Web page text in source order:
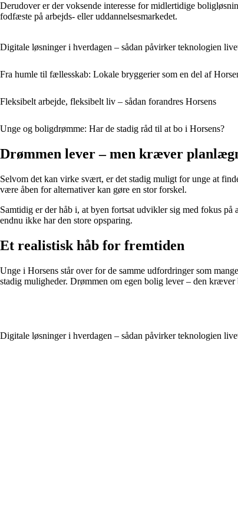
Derudover er der voksende interesse for midlertidige
fodfæste på arbejds- eller uddannelsesmarkedet.
Digitale løsninger i hverdagen – sådan påvirker teknologien
Fra humle til fællesskab: Lokale bryggerier som en del af
Fleksibelt arbejde, fleksibelt liv – sådan forandres Horsens
Unge og boligdrømme: Har de stadig råd til at bo i Horsens?
Drømmen lever – men kræver
Selvom det kan virke svært, er det stadig muligt for unge at
være åben for alternativer kan gøre en stor forskel.
Samtidig er der håb i, at byen fortsat udvikler sig med fokus
endnu ikke har den store opsparing.
Et realistisk håb for fremtiden
Unge i Horsens står over for de samme udfordringer som
stadig muligheder. Drømmen om egen bolig lever – den
Digitale løsninger i hverdagen – sådan påvirker teknologien